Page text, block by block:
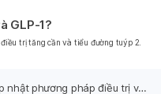
GLP-1?
trị tăng cần và tiểu đường tuýp 2.
nhật phương pháp điều trị và